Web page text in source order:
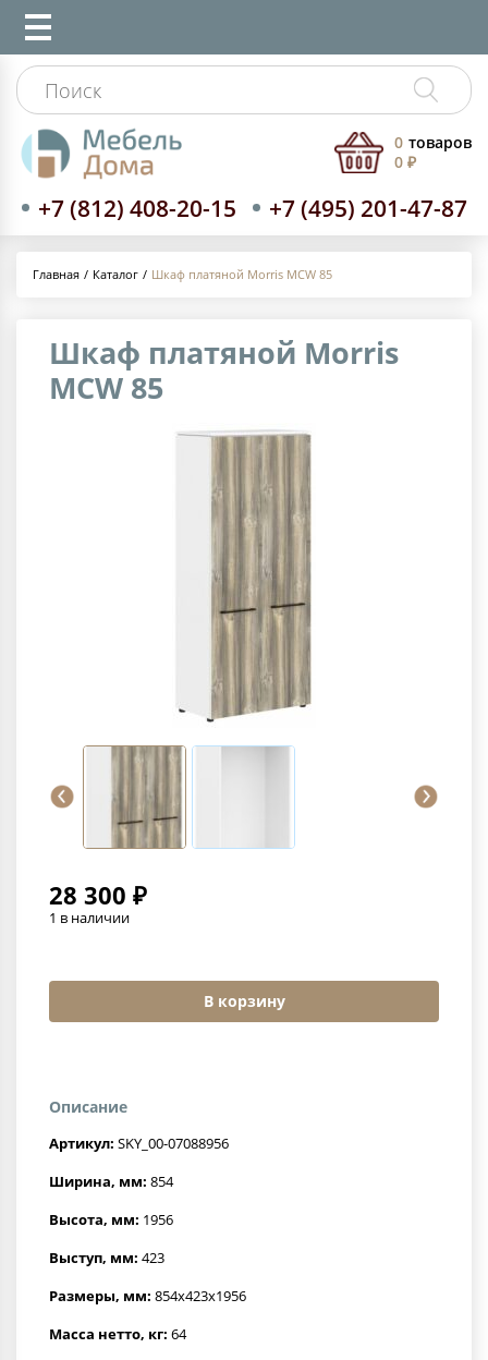
+7 (812) 408-20-15 +7 (495) 201-47-87
0 товаров
0 ₽
Главная Каталог Шкаф платяной Morris MCW 85
Шкаф платяной Morris
MCW 85
28 300 ₽
1 в наличии
В корзину
Описание
Артикул: SKY_00-07088956
Ширина, мм: 854
Высота, мм: 1956
Выступ, мм: 423
Размеры, мм: 854x423x1956
Масса нетто, кг: 64